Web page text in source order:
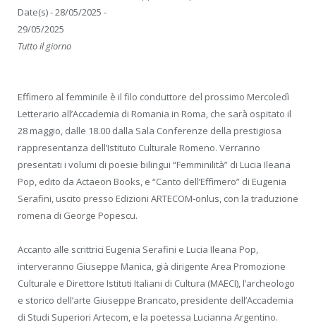
Date(s) - 28/05/2025 -
29/05/2025
Tutto il giorno
Effimero al femminile è il filo conduttore del prossimo Mercoledì
Letterario all’Accademia di Romania in Roma, che sarà ospitato il
28 maggio, dalle 18.00 dalla Sala Conferenze della prestigiosa
rappresentanza dell’Istituto Culturale Romeno. Verranno
presentati i volumi di poesie bilingui “Femminilità” di Lucia Ileana
Pop, edito da Actaeon Books, e “Canto dell’Effimero” di Eugenia
Serafini, uscito presso Edizioni ARTECOM-onlus, con la traduzione
romena di George Popescu.
Accanto alle scrittrici Eugenia Serafini e Lucia Ileana Pop,
interveranno Giuseppe Manica, già dirigente Area Promozione
Culturale e Direttore Istituti Italiani di Cultura (MAECI), l’archeologo
e storico dell’arte Giuseppe Brancato, presidente dell’Accademia
di Studi Superiori Artecom, e la poetessa Lucianna Argentino.